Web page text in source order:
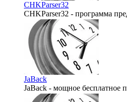
CHKParser32
CHKParser32 - программа
2007-11-12
JaBack
JaBack - мощное бесплатное
2007-07-16